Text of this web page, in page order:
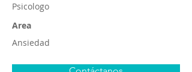
Psicologo
Area
Ansiedad